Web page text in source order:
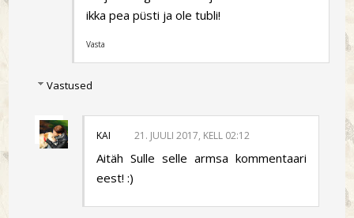
ikka pea püsti ja ole tubli!
Vasta
Vastused
KAI 21. JUULI 2017, KELL 02:12
Aitäh Sulle selle armsa kommentaari
eest! :)